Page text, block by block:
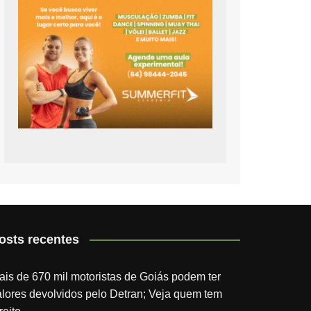
recentes
de 670 mil motoristas de Goiás podem ter
devolvidos pelo Detran; Veja quem tem